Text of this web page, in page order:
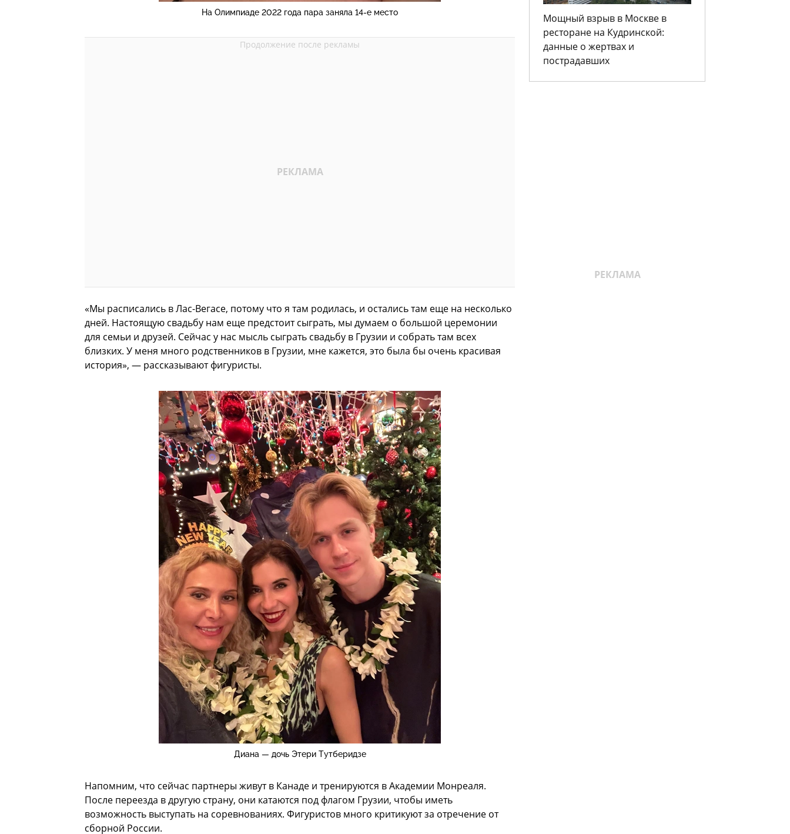
На Олимпиаде 2022 года пара заняла 14-е место
«Мы расписались в Лас-Вегасе, потому что я там родилась, и остались там еще на несколько
дней. Настоящую свадьбу нам еще предстоит сыграть, мы думаем о большой церемонии
для семьи и друзей. Сейчас у нас мысль сыграть свадьбу в Грузии и собрать там всех
близких. У меня много родственников в Грузии, мне кажется, это была бы очень красивая
история», — рассказывают фигуристы.
Диана — дочь Этери Тутберидзе
Напомним, что сейчас партнеры живут в Канаде и тренируются в Академии Монреаля.
После переезда в другую страну, они катаются под флагом Грузии, чтобы иметь
возможность выступать на соревнованиях. Фигуристов много критикуют за отречение от
сборной России.
Мощный взрыв в Москве в
ресторане на Кудринской:
данные о жертвах и
пострадавших